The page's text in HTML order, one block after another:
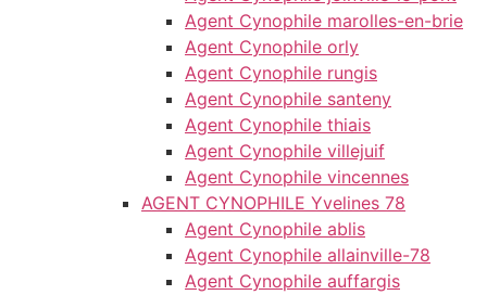
Agent Cynophile marolles-en-brie
Agent Cynophile orly
Agent Cynophile rungis
Agent Cynophile santeny
Agent Cynophile thiais
Agent Cynophile villejuif
Agent Cynophile vincennes
AGENT CYNOPHILE Yvelines 78
Agent Cynophile ablis
Agent Cynophile allainville-78
Agent Cynophile auffargis